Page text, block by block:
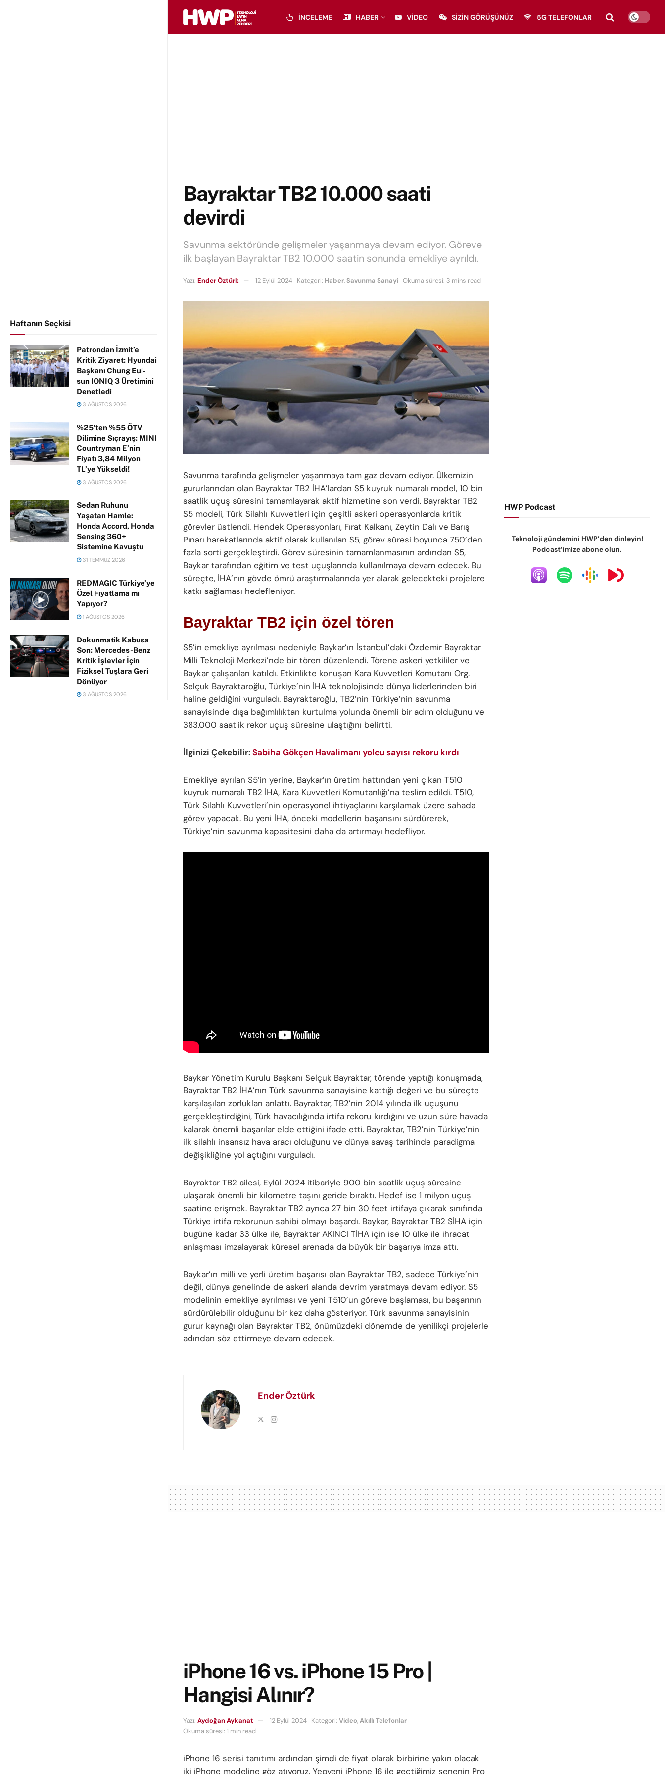
Haftanın Seçkisi
Patrondan İzmit’e
Kritik Ziyaret: Hyundai
Başkanı Chung Eui-
sun IONIQ 3 Üretimini
Denetledi
3 AĞUSTOS 2026
%25’ten %55 ÖTV
Dilimine Sıçrayış: MINI
Countryman E’nin
Fiyatı 3,84 Milyon
TL’ye Yükseldi!
3 AĞUSTOS 2026
Sedan Ruhunu
Yaşatan Hamle:
Honda Accord, Honda
Sensing 360+
Sistemine Kavuştu
31 TEMMUZ 2026
REDMAGIC Türkiye’ye
Özel Fiyatlama mı
Yapıyor?
1 AĞUSTOS 2026
Dokunmatik Kabusa
Son: Mercedes-Benz
Kritik İşlevler İçin
Fiziksel Tuşlara Geri
Dönüyor
3 AĞUSTOS 2026
İNCELEME HABER VIDEO SIZIN GÖRÜŞÜNÜZ 5G TELEFONLAR
Bayraktar TB2 10.000 saati
devirdi
Savunma sektöründe gelişmeler yaşanmaya devam ediyor. Göreve
ilk başlayan Bayraktar TB2 10.000 saatin sonunda emekliye ayrıldı.
Yazı: Ender Öztürk 12 Eylül 2024 Kategori: Haber,Savunma Sanayi Okuma süresi: 3 mins read
Savunma tarafında gelişmeler yaşanmaya tam gaz devam ediyor. Ülkemizin
gururlarından olan Bayraktar TB2 İHA’lardan S5 kuyruk numaralı model, 10 bin
saatlik uçuş süresini tamamlayarak aktif hizmetine son verdi. Bayraktar TB2
S5 modeli, Türk Silahlı Kuvvetleri için çeşitli askeri operasyonlarda kritik
görevler üstlendi. Hendek Operasyonları, Fırat Kalkanı, Zeytin Dalı ve Barış
Pınarı harekatlarında aktif olarak kullanılan S5, görev süresi boyunca 750’den
fazla sorti gerçekleştirdi. Görev süresinin tamamlanmasının ardından S5,
Baykar tarafından eğitim ve test uçuşlarında kullanılmaya devam edecek. Bu
süreçte, İHA’nın gövde ömrü araştırmalarında yer alarak gelecekteki projelere
katkı sağlaması hedefleniyor.
Bayraktar TB2 için özel tören
S5’in emekliye ayrılması nedeniyle Baykar’ın İstanbul’daki Özdemir Bayraktar
Milli Teknoloji Merkezi’nde bir tören düzenlendi. Törene askeri yetkililer ve
Baykar çalışanları katıldı. Etkinlikte konuşan Kara Kuvvetleri Komutanı Org.
Selçuk Bayraktaroğlu, Türkiye’nin İHA teknolojisinde dünya liderlerinden biri
haline geldiğini vurguladı. Bayraktaroğlu, TB2’nin Türkiye’nin savunma
sanayisinde dışa bağımlılıktan kurtulma yolunda önemli bir adım olduğunu ve
383.000 saatlik rekor uçuş süresine ulaştığını belirtti.
İlginizi Çekebilir:Sabiha Gökçen Havalimanı yolcu sayısı rekoru kırdı
Emekliye ayrılan S5’in yerine, Baykar’ın üretim hattından yeni çıkan T510
kuyruk numaralı TB2 İHA, Kara Kuvvetleri Komutanlığı’na teslim edildi. T510,
Türk Silahlı Kuvvetleri’nin operasyonel ihtiyaçlarını karşılamak üzere sahada
görev yapacak. Bu yeni İHA, önceki modellerin başarısını sürdürerek,
Türkiye’nin savunma kapasitesini daha da artırmayı hedefliyor.
Baykar Yönetim Kurulu Başkanı Selçuk Bayraktar, törende yaptığı konuşmada,
Bayraktar TB2 İHA’nın Türk savunma sanayisine kattığı değeri ve bu süreçte
karşılaşılan zorlukları anlattı. Bayraktar, TB2’nin 2014 yılında ilk uçuşunu
gerçekleştirdiğini, Türk havacılığında irtifa rekoru kırdığını ve uzun süre havada
kalarak önemli başarılar elde ettiğini ifade etti. Bayraktar, TB2’nin Türkiye’nin
ilk silahlı insansız hava aracı olduğunu ve dünya savaş tarihinde paradigma
değişikliğine yol açtığını vurguladı.
Bayraktar TB2 ailesi, Eylül 2024 itibariyle 900 bin saatlik uçuş süresine
ulaşarak önemli bir kilometre taşını geride bıraktı. Hedef ise 1 milyon uçuş
saatine erişmek. Bayraktar TB2 ayrıca 27 bin 30 feet irtifaya çıkarak sınıfında
Türkiye irtifa rekorunun sahibi olmayı başardı. Baykar, Bayraktar TB2 SİHA için
bugüne kadar 33 ülke ile, Bayraktar AKINCI TİHA için ise 10 ülke ile ihracat
anlaşması imzalayarak küresel arenada da büyük bir başarıya imza attı.
Baykar’ın milli ve yerli üretim başarısı olan Bayraktar TB2, sadece Türkiye’nin
değil, dünya genelinde de askeri alanda devrim yaratmaya devam ediyor. S5
modelinin emekliye ayrılması ve yeni T510’un göreve başlaması, bu başarının
sürdürülebilir olduğunu bir kez daha gösteriyor. Türk savunma sanayisinin
gurur kaynağı olan Bayraktar TB2, önümüzdeki dönemde de yenilikçi projelerle
adından söz ettirmeye devam edecek.
Ender Öztürk
HWP Podcast
Teknoloji gündemini HWP’den dinleyin!
Podcast’imize abone olun.
iPhone 16 vs. iPhone 15 Pro |
Hangisi Alınır?
Yazı: Aydoğan Aykanat 12 Eylül 2024 Kategori: Video,Akıllı Telefonlar
Okuma süresi: 1 min read
iPhone 16 serisi tanıtımı ardından şimdi de fiyat olarak birbirine yakın olacak
iki iPhone modeline göz atıyoruz. Yepyeni iPhone 16 ile geçtiğimiz senenin Pro